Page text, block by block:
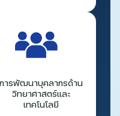
การพัฒนาบุคลากรด้าน
วิทยาศาสตร์และ
เทคโนโลยี